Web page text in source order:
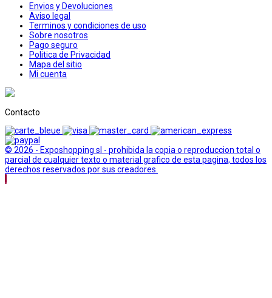
Envios y Devoluciones
Aviso legal
Terminos y condiciones de uso
Sobre nosotros
Pago seguro
Politica de Privacidad
Mapa del sitio
Mi cuenta
Contacto
© 2026 - Exposhopping sl - prohibida la copia o reproduccion total o
parcial de cualquier texto o material grafico de esta pagina, todos los
derechos reservados por sus creadores.